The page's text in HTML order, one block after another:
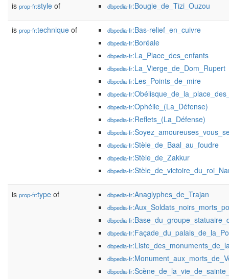
is prop-fr:style of dbpedia-fr:Bougie_de_Tizi_Ouzou
is prop-fr:technique of dbpedia-fr:Bas-relief_en_cuivre
dbpedia-fr:Boréale
dbpedia-fr:La_Place_des_enfants
dbpedia-fr:La_Vierge_de_Dom_Rupert
dbpedia-fr:Les_Points_de_mire
dbpedia-fr
dbpedia-fr:Ophélie_(La_Défense)
dbpedia-fr:Reflets_(La_Défense)
dbpedia-fr
dbpedia-fr:Stèle_de_Baal_au_foudre
dbpedia-fr:Stèle_de_Zakkur
dbpedia-fr
is prop-fr:type of dbpedia-fr:Anaglyphes_de_Trajan
dbpedia-fr
dbpedia-fr
dbpedia-fr
dbpedia-fr
dbpedia-fr
dbpedia-fr